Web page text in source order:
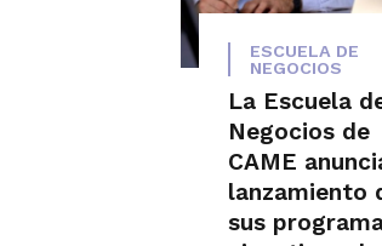
ESCUELA DE
NEGOCIOS
La Escuela
Negocios de
CAME
lanzamiento
sus